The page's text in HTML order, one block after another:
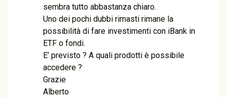
sembra tutto abbastanza chiaro.
Uno dei pochi dubbi rimasti rimane la
possibilità di fare investimenti con iBank in
ETF o fondi.
E’ previsto ? A quali prodotti è possibile
accedere ?
Grazie
Alberto